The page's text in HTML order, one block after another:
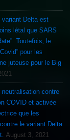
variant Delta est
létal que SARS
Toutefois, le
pour les
juteuse pour le Big
contre
COVID et activée
le variant Delta
August 3, 2021